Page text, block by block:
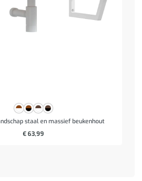
staal en massief beukenhout
€63,99